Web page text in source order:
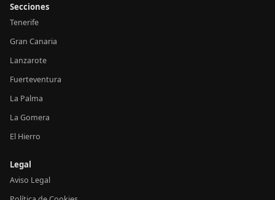
Secciones
Tenerife
Gran Canaria
Lanzarote
Fuerteventura
La Palma
La Gomera
El Hierro
Legal
Aviso Legal